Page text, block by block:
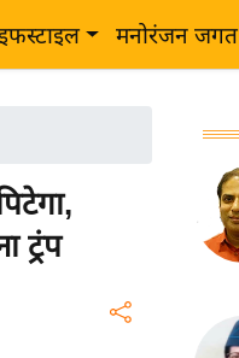
मनोरंजन जगत
ट्रंप